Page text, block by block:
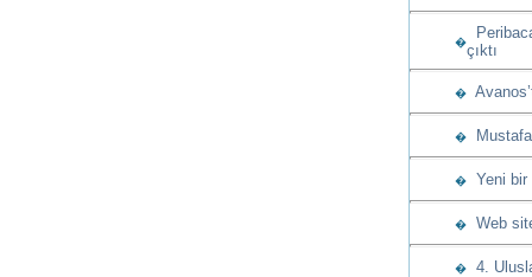
�çıktı
�
�
� Yeni bir
� Web
� 4.